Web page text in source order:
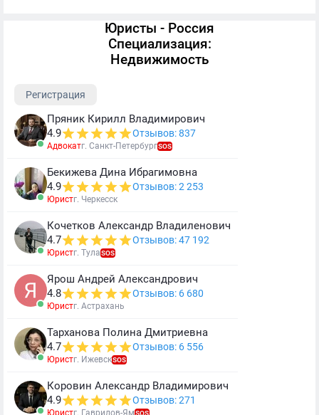
Юристы - Россия
Специализация:
Недвижимость
Регистрация
Пряник Кирилл Владимирович
4.9
Отзывов: 837
Адвокатг. Санкт-ПетербургSOS
Бекижева Дина Ибрагимовна
4.9
Отзывов: 2 253
Юристг. Черкесск
Кочетков Александр Владиленович
4.7
Отзывов: 47 192
Юристг. ТулаSOS
Ярош Андрей Александрович
4.8
Отзывов: 6 680
Юристг. Астрахань
Тарханова Полина Дмитриевна
4.7
Отзывов: 6 556
Юристг. ИжевскSOS
Коровин Александр Владимирович
4.9
Отзывов: 271
Юристг. Гаврилов-ЯмSOS